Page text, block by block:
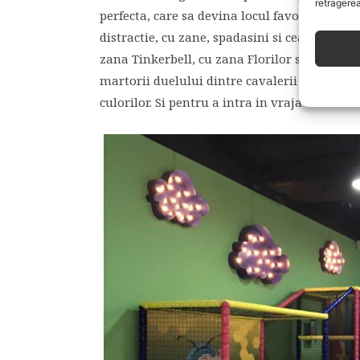
perfecta, care sa devina locul favorit al
distractie, cu zane, spadasini si cea mai
zana Tinkerbell, cu zana Florilor si cu zana
martorii duelului dintre cavalerii
culorilor. Si pentru a intra in vraja muzicii